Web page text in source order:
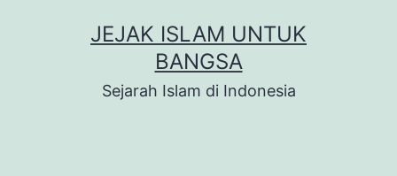
JEJAK ISLAM UNTUK
BANGSA
Sejarah Islam di Indonesia